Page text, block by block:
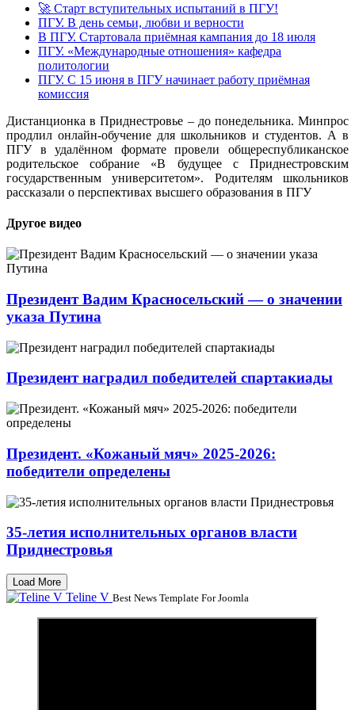
🚀 Старт вступительных испытаний в ПГУ!
ПГУ. В день семьи, любви и верности
В ПГУ. Стартовала приёмная кампания до 18 июля
ПГУ. «Международные отношения» кафедра
политологии
ПГУ. С 15 июня в ПГУ начинает работу приёмная
комиссия
Дистанционка в Приднестровье – до понедельника. Минпрос
продлил онлайн-обучение для школьников и студентов. А в
ПГУ в удалённом формате провели общереспубликанское
родительское собрание «В будущее с Приднестровским
государственным университетом». Родителям школьников
рассказали о перспективах высшего образования в ПГУ
Другое видео
Президент Вадим Красносельский — о значении
указа Путина
Президент наградил победителей спартакиады
Президент. «Кожаный мяч» 2025-2026:
победители определены
35-летия исполнительных органов власти
Приднестровья
Load More
Teline V Best News Template For Joomla